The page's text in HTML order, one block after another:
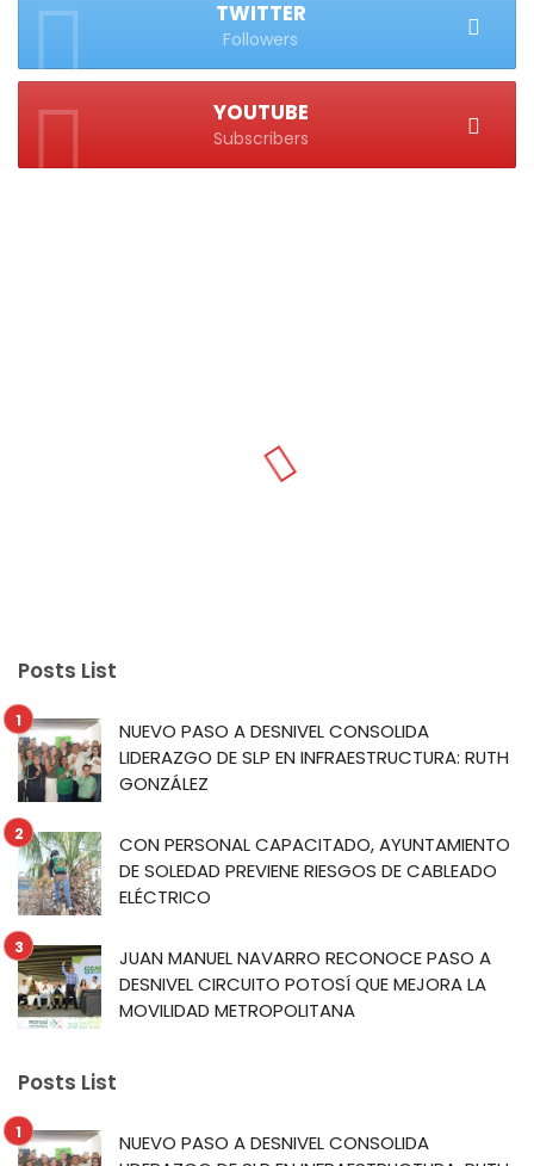
TWITTER
Followers
YOUTUBE
Subscribers
Posts List
NUEVO PASO A DESNIVEL CONSOLIDA
LIDERAZGO DE SLP EN INFRAESTRUCTURA: RUTH
GONZÁLEZ
CON PERSONAL CAPACITADO, AYUNTAMIENTO
DE SOLEDAD PREVIENE RIESGOS DE CABLEADO
ELÉCTRICO
JUAN MANUEL NAVARRO RECONOCE PASO A
DESNIVEL CIRCUITO POTOSÍ QUE MEJORA LA
MOVILIDAD METROPOLITANA
Posts List
NUEVO PASO A DESNIVEL CONSOLIDA